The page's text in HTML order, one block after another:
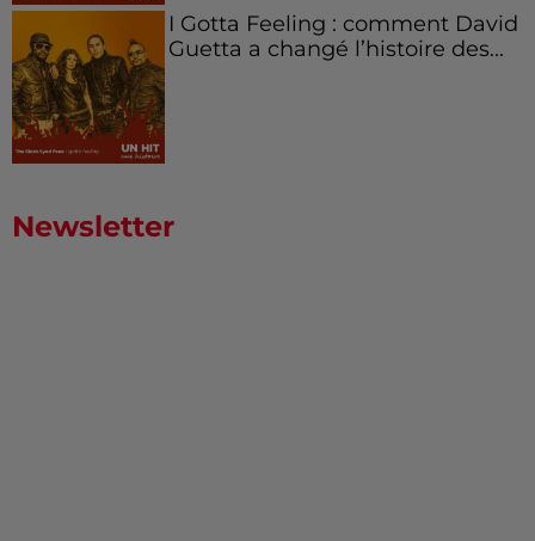
I Gotta Feeling : comment David
Guetta a changé l’histoire des...
Newsletter